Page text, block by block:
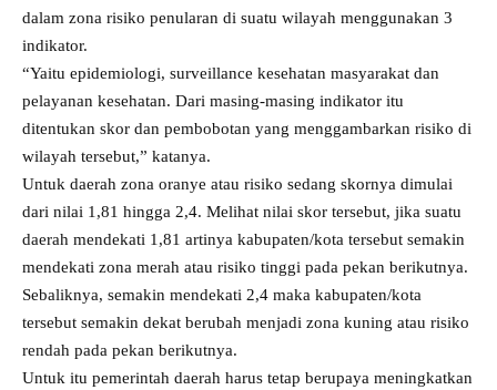
dalam zona risiko penularan di suatu wilayah menggunakan 3
indikator.
“Yaitu epidemiologi, surveillance kesehatan masyarakat dan
pelayanan kesehatan. Dari masing-masing indikator itu
ditentukan skor dan pembobotan yang menggambarkan risiko di
wilayah tersebut,” katanya.
Untuk daerah zona oranye atau risiko sedang skornya dimulai
dari nilai 1,81 hingga 2,4. Melihat nilai skor tersebut, jika suatu
daerah mendekati 1,81 artinya kabupaten/kota tersebut semakin
mendekati zona merah atau risiko tinggi pada pekan berikutnya.
Sebaliknya, semakin mendekati 2,4 maka kabupaten/kota
tersebut semakin dekat berubah menjadi zona kuning atau risiko
rendah pada pekan berikutnya.
Untuk itu pemerintah daerah harus tetap berupaya meningkatkan